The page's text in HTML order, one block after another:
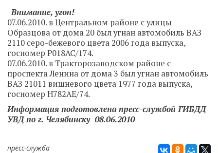
Внимание, угон!
07.06.2010. в Центральном районе с улицы
Образцова от дома 20 был угнан автомобиль ВАЗ
2110 серо-бежевого цвета 2006 года выпуска,
госномер Р018АС/174.
07.06.2010. в Тракторозаводском районе с
проспекта Ленина от дома 3 был угнан автомобиль
ВАЗ 21011 вишневого цвета 1977 года выпуска,
госномер Н782АЕ/74.
Информация подготовлена пресс-службой ГИБДД
УВД по г. Челябинску 08.06.2010
пресс-служба